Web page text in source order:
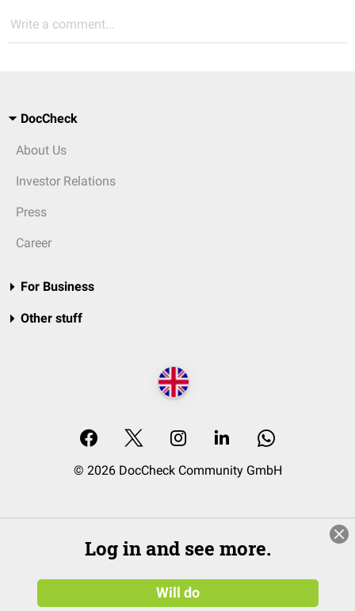
Write a comment...
DocCheck
About Us
Investor Relations
Press
Career
For Business
Other stuff
© 2026 DocCheck Community GmbH
Log in and see more.
Will do